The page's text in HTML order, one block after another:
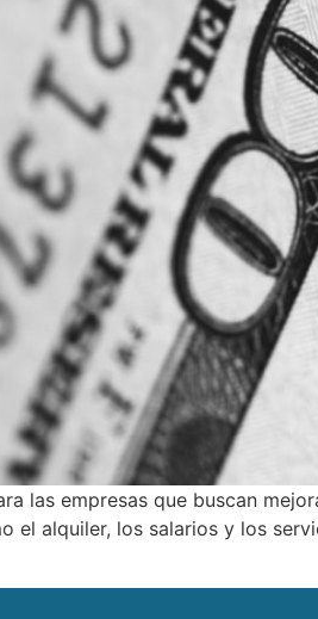
las empresas que buscan
el alquiler, los salarios y los